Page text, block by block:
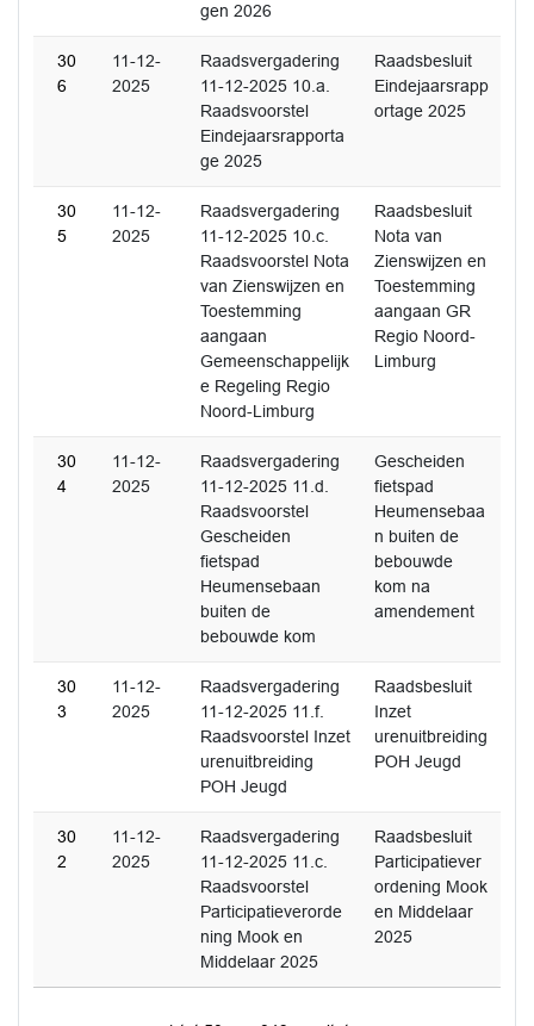
gen 2026
30
6
11-12-
2025
Raadsvergadering
11-12-2025 10.a.
Raadsvoorstel
Eindejaarsrapporta
ge 2025
Raadsbesluit
Eindejaarsrapp
ortage 2025
30
5
11-12-
2025
Raadsvergadering
11-12-2025 10.c.
Raadsvoorstel Nota
van Zienswijzen en
Toestemming
aangaan
Gemeenschappelijk
e Regeling Regio
Noord-Limburg
Raadsbesluit
Nota van
Zienswijzen en
Toestemming
aangaan GR
Regio Noord-
Limburg
30
4
11-12-
2025
Raadsvergadering
11-12-2025 11.d.
Raadsvoorstel
Gescheiden
fietspad
Heumensebaan
buiten de
bebouwde kom
Gescheiden
fietspad
Heumensebaa
n buiten de
bebouwde
kom na
amendement
30
3
11-12-
2025
Raadsvergadering
11-12-2025 11.f.
Raadsvoorstel Inzet
urenuitbreiding
POH Jeugd
Raadsbesluit
Inzet
urenuitbreiding
POH Jeugd
30
2
11-12-
2025
Raadsvergadering
11-12-2025 11.c.
Raadsvoorstel
Participatieverorde
ning Mook en
Middelaar 2025
Raadsbesluit
Participatiever
ordening Mook
en Middelaar
2025